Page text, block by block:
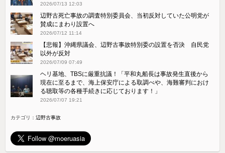
2026/07/13 12:03
辺野古死亡事故の調査特別委員会、当初反対していた公明党が
賛成にまわり設置へ
2026/07/12 11:14
【悲報】沖縄県議会、辺野古事故特別委の設置を否決 自民党
以外が反対
2026/07/09 07:49
ヘリ基地、TBSに厳重抗議！「平和丸船長は事故発生直後から
現在に至るまで、海上保安庁による取調べや、海難審判におけ
る聴取等の各種手続きに応じております！」
2026/07/07 19:21
カテゴリ：辺野古事故